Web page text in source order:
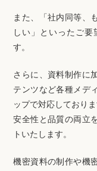
また、「社内同等、
しい」といったご
す。
さらに、資料制作に
テンツなど各種メデ
ップで対応しておりま
安全性と品質の両立
トいたします。
機密資料の制作や機